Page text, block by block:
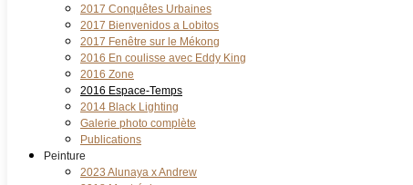
2017 Conquêtes Urbaines
2017 Bienvenidos a Lobitos
2017 Fenêtre sur le Mékong
2016 En coulisse avec Eddy King
2016 Zone
2016 Espace-Temps
2014 Black Lighting
Galerie photo complète
Publications
Peinture
2023 Alunaya x Andrew